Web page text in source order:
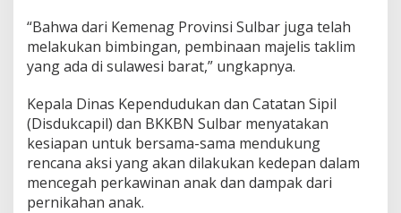
“Bahwa dari Kemenag Provinsi Sulbar juga telah
melakukan bimbingan, pembinaan majelis taklim
yang ada di sulawesi barat,” ungkapnya.
Kepala Dinas Kependudukan dan Catatan Sipil
(Disdukcapil) dan BKKBN Sulbar menyatakan
kesiapan untuk bersama-sama mendukung
rencana aksi yang akan dilakukan kedepan dalam
mencegah perkawinan anak dan dampak dari
pernikahan anak.